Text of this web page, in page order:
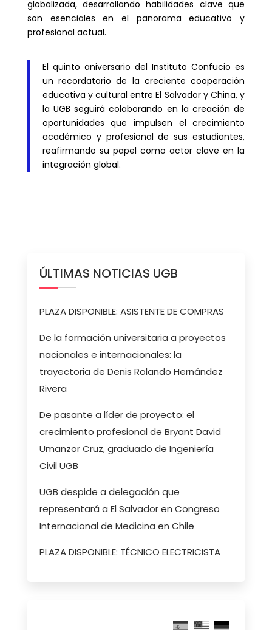
globalizada, desarrollando habilidades clave que
son esenciales en el panorama educativo y
profesional actual.
El quinto aniversario del Instituto Confucio es
un recordatorio de la creciente cooperación
educativa y cultural entre El Salvador y China, y
la UGB seguirá colaborando en la creación de
oportunidades que impulsen el crecimiento
académico y profesional de sus estudiantes,
reafirmando su papel como actor clave en la
integración global.
ÚLTIMAS NOTICIAS UGB
PLAZA DISPONIBLE: ASISTENTE DE COMPRAS
De la formación universitaria a proyectos
nacionales e internacionales: la
trayectoria de Denis Rolando Hernández
Rivera
De pasante a líder de proyecto: el
crecimiento profesional de Bryant David
Umanzor Cruz, graduado de Ingeniería
Civil UGB
UGB despide a delegación que
representará a El Salvador en Congreso
Internacional de Medicina en Chile
PLAZA DISPONIBLE: TÉCNICO ELECTRICISTA